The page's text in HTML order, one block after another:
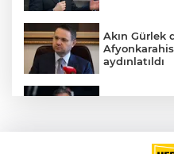
Akın Gürlek
aydınlatıldı